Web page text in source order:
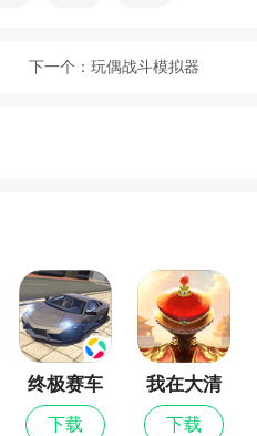
试)
：否
用
下一个： 玩偶战斗模拟器
终极赛车
下载
我在大清
当皇帝
下载